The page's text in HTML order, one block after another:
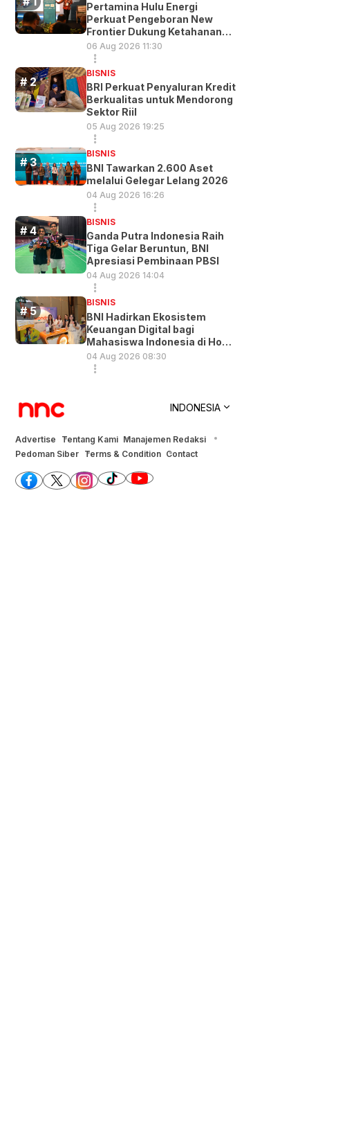
Pertamina Hulu Energi
Perkuat Pengeboran New
Frontier Dukung Ketahanan
Energi
06 Aug 2026 11:30
BISNIS
BRI Perkuat Penyaluran Kredit
Berkualitas untuk Mendorong
Sektor Riil
05 Aug 2026 19:25
BISNIS
BNI Tawarkan 2.600 Aset
melalui Gelegar Lelang 2026
04 Aug 2026 16:26
BISNIS
Ganda Putra Indonesia Raih
Tiga Gelar Beruntun, BNI
Apresiasi Pembinaan PBSI
04 Aug 2026 14:04
BISNIS
BNI Hadirkan Ekosistem
Keuangan Digital bagi
Mahasiswa Indonesia di Hong
Kong
04 Aug 2026 08:30
INDONESIA
Advertise Tentang Kami Manajemen Redaksi
Pedoman Siber Terms & Condition Contact